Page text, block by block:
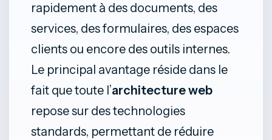
rapidement à des documents, des
services, des formulaires, des espaces
clients ou encore des outils internes.
Le principal avantage réside dans le
fait que toute l’architecture web
repose sur des technologies
standards, permettant de réduire